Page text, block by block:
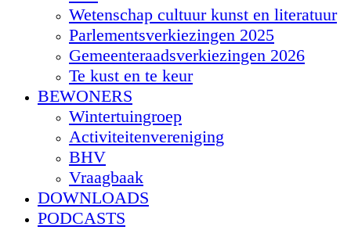
Wetenschap cultuur kunst en literatuur
Parlementsverkiezingen 2025
Gemeenteraadsverkiezingen 2026
Te kust en te keur
BEWONERS
Wintertuingroep
Activiteitenvereniging
BHV
Vraagbaak
DOWNLOADS
PODCASTS